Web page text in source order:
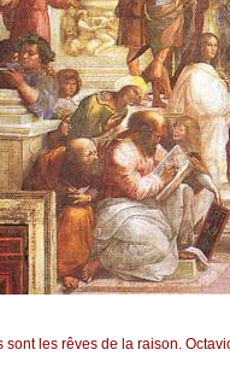
sont les rêves de la raison.